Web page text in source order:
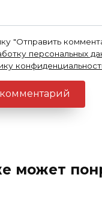
"Отправить
персональных
может